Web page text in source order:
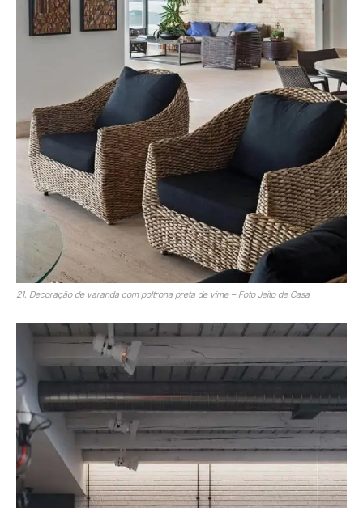
21. Decoração de varanda com poltrona preta de vime – Foto Jeito de Casa